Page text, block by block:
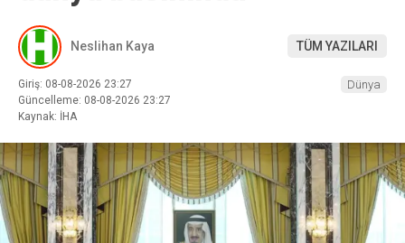
Neslihan Kaya TÜM YAZILARI
Giriş: 08-08-2026 23:27
Güncelleme: 08-08-2026 23:27
Kaynak: İHA
Dünya